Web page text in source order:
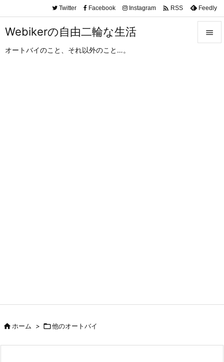
Webikerの自由二輪な生活
オートバイのこと、それ以外のこと…。

Twitter Facebook Instagram  RSS Feedly
ホーム > 他のオートバイ